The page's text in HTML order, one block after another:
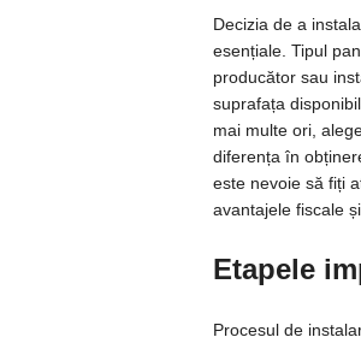
Decizia de a
esențiale. Tipul
producător sau
suprafața
mai multe ori,
diferența în
este nevoie să fiți
avantajele fiscale
Etapele
Procesul de